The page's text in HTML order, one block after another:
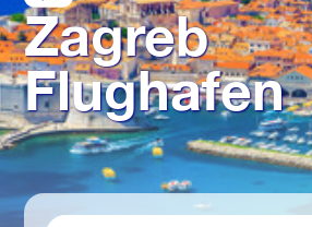
Zagreb
Flughafen